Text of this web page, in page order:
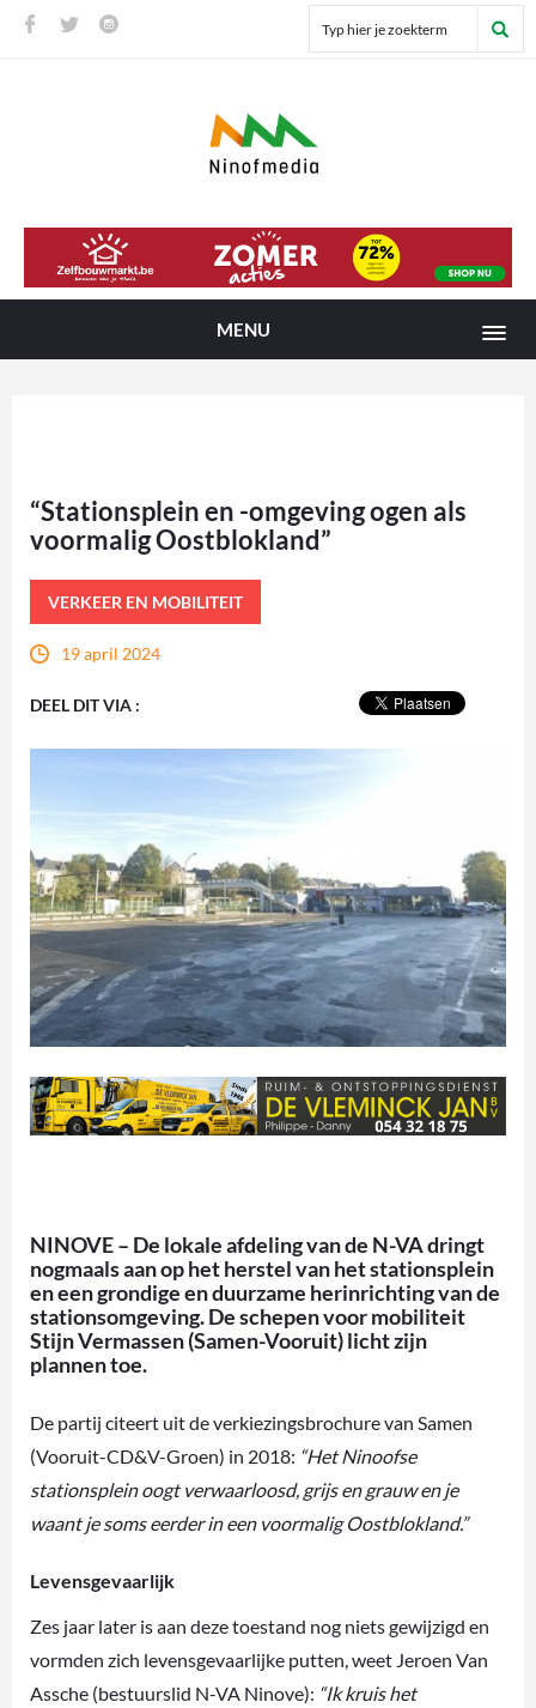
MENU
“Stationsplein en -omgeving ogen als
voormalig Oostblokland”
VERKEER EN MOBILITEIT
19 april 2024
DEEL DIT VIA :
NINOVE – De lokale afdeling van de N-VA dringt
nogmaals aan op het herstel van het stationsplein
en een grondige en duurzame herinrichting van de
stationsomgeving. De schepen voor mobiliteit
Stijn Vermassen (Samen-Vooruit) licht zijn
plannen toe.
De partij citeert uit de verkiezingsbrochure van Samen
(Vooruit-CD&V-Groen) in 2018: “Het Ninoofse
stationsplein oogt verwaarloosd, grijs en grauw en je
waant je soms eerder in een voormalig Oostblokland.”
Levensgevaarlijk
Zes jaar later is aan deze toestand nog niets gewijzigd en
vormden zich levensgevaarlijke putten, weet Jeroen Van
Assche (bestuurslid N-VA Ninove): “Ik kruis het